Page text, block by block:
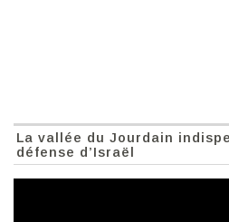
La vallée du Jourdain
défense d’Israël